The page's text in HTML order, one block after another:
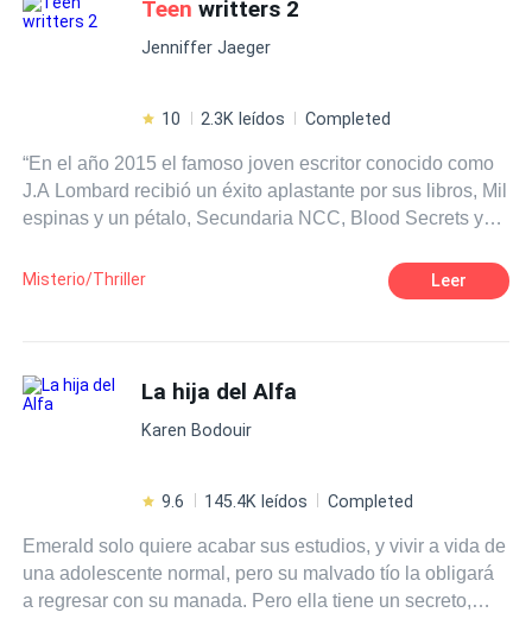
Teen writters 2
Jenniffer Jaeger
10 2.3K leídos Completed
“En el año 2015 el famoso joven escritor conocido como
J.A Lombard recibió un éxito aplastante por sus libros, Mil
espinas y un pétalo, Secundaria NCC, Blood Secrets y
millones de copias en todo el mundo; además de esto, el
escritor creo su propia plataforma en internet en la cual
decidió crear una competencia la cual se llevara a cabo
en Italia; la cual tiene como destino incentivar a los
adolescentes a mostrar su talento tal y cual él lo hiso, en
escritores de diferentes países lograron entrar. Los cuales
regionalmente. El ganador de esta competencia se
llevara 2 millones de euros y la producción de una serie
basada en el libro de ese escritor la cual estará
Misterio/Thriller Leer
La hija del Alfa
Karen Bodouir
9.6 145.4K leídos Completed
Emerald solo quiere acabar sus estudios, y vivir a vida de
una adolescente normal, pero su malvado tío la obligará
a regresar con su manada. Pero ella tiene un secreto,